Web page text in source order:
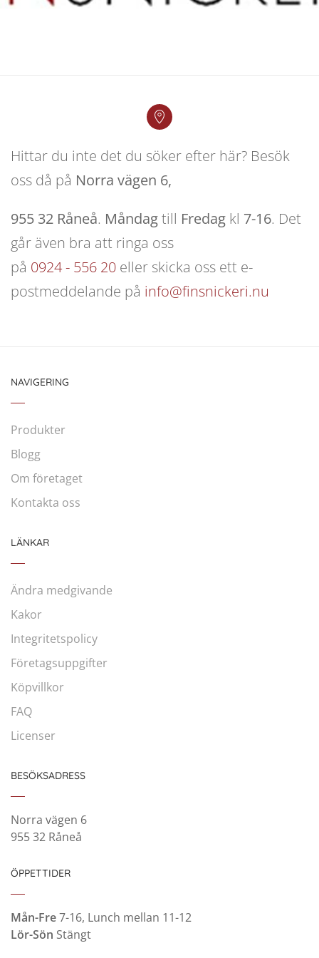
Hittar du inte det du söker efter här? Besök
oss då på Norra vägen 6,
955 32 Råneå. Måndagtill Fredag kl 7-16. Det
går även bra att ringa oss
på 0924 - 556 20 eller skicka oss ett e-
postmeddelande på info@finsnickeri.nu
NAVIGERING
Produkter
Blogg
Om företaget
Kontakta oss
LÄNKAR
Ändra medgivande
Kakor
Integritetspolicy
Företagsuppgifter
Köpvillkor
FAQ
Licenser
BESÖKSADRESS
Norra vägen 6
955 32 Råneå
ÖPPETTIDER
Mån-Fre7-16, Lunch mellan 11-12
Lör-Sön Stängt